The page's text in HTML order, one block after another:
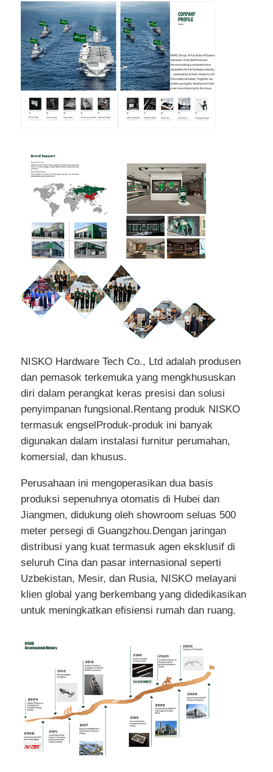
NISKO Hardware Tech Co., Ltd adalah produsen
dan pemasok terkemuka yang mengkhususkan
diri dalam perangkat keras presisi dan solusi
penyimpanan fungsional.Rentang produk NISKO
termasuk engselProduk-produk ini banyak
digunakan dalam instalasi furnitur perumahan,
komersial, dan khusus.
Perusahaan ini mengoperasikan dua basis
produksi sepenuhnya otomatis di Hubei dan
Jiangmen, didukung oleh showroom seluas 500
meter persegi di Guangzhou.Dengan jaringan
distribusi yang kuat termasuk agen eksklusif di
seluruh Cina dan pasar internasional seperti
Uzbekistan, Mesir, dan Rusia, NISKO melayani
klien global yang berkembang yang didedikasikan
untuk meningkatkan efisiensi rumah dan ruang.